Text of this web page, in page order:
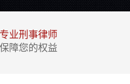
专业刑事律师
保障您的权益